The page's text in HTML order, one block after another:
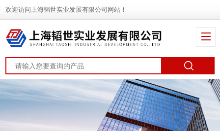
欢迎访问上海韬世实业发展有限公司网站！